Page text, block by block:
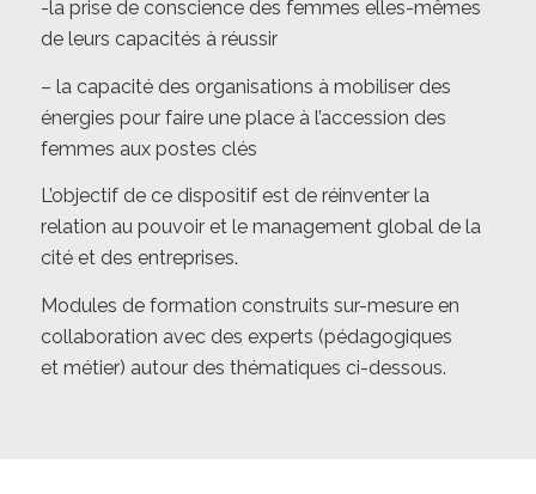
-la prise de conscience des femmes elles-mêmes
de leurs capacités à réussir
– la capacité des organisations à mobiliser des
énergies pour faire une place à l’accession des
femmes aux postes clés
L’objectif de ce dispositif est de réinventer la
relation au pouvoir et le management global de la
cité et des entreprises.
Modules de formation construits sur-mesure en
collaboration avec des experts (pédagogiques
et métier) autour des thématiques ci-dessous.